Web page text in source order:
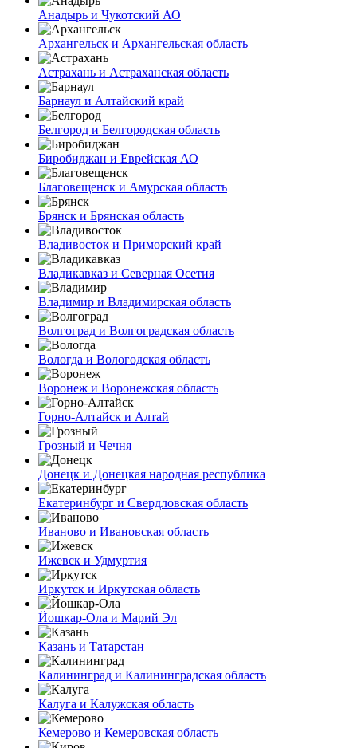
Анадырь и Чукотский АО
Архангельск и Архангельская область
Астрахань и Астраханская область
Барнаул и Алтайский край
Белгород и Белгородская область
Биробиджан и Еврейская АО
Благовещенск и Амурская область
Брянск и Брянская область
Владивосток и Приморский край
Владикавказ и Северная Осетия
Владимир и Владимирская область
Волгоград и Волгоградская область
Вологда и Вологодская область
Воронеж и Воронежская область
Горно-Алтайск и Алтай
Грозный и Чечня
Донецк и Донецкая народная республика
Екатеринбург и Свердловская область
Иваново и Ивановская область
Ижевск и Удмуртия
Иркутск и Иркутская область
Йошкар-Ола и Марий Эл
Казань и Татарстан
Калининград и Калининградская область
Калуга и Калужская область
Кемерово и Кемеровская область